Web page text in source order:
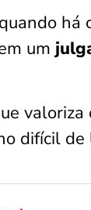
há
um
valoriza
difícil de